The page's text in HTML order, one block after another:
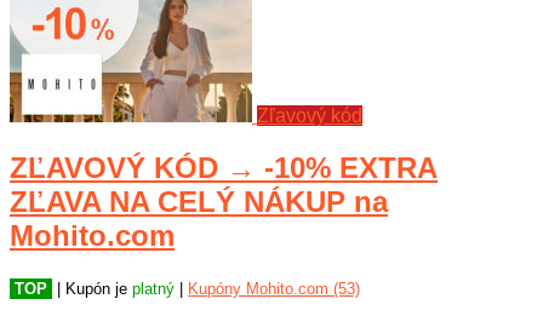
Zľavový kód
ZĽAVOVÝ KÓD → -10% EXTRA
ZĽAVA NA CELÝ NÁKUP na
Mohito.com
TOP | Kupón je platný | Kupóny Mohito.com (53)